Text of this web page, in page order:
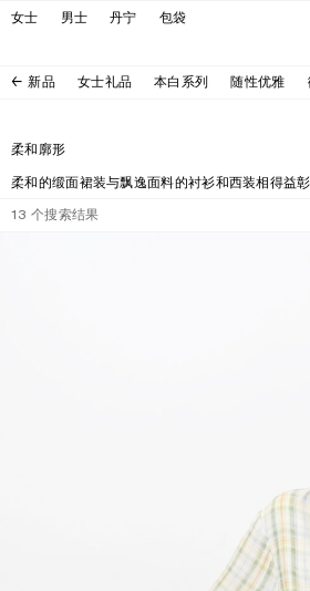
跳转至导航
跳转至主内容区域
跳转至页脚
女士 男士 丹宁 包袋
新品 女士礼品 本白系列 随性优雅
柔和廓形
柔和的缎面裙装与飘逸面料的衬衫和西装相得益
13 个搜索结果